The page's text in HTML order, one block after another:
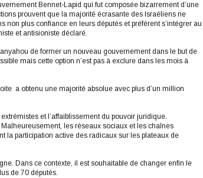
Bennet-Lapid qui fut composée bizarrement d’une
prouvent que la majorité écrasante des Israéliens ne
non plus confiance en leurs députés et préfèrent s’intégrer au
et antisioniste déclaré.
de former un nouveau gouvernement dans le but de
mais cette option n’est pas à exclure dans les mois à
a obtenu une majorité absolue avec plus d’un million
et l’affaiblissement du pouvoir juridique.
les réseaux sociaux et les chaînes
la participation active des radicaux sur les plateaux de
Dans ce contexte, il est souhaitable de changer enfin le
de 70 députés.